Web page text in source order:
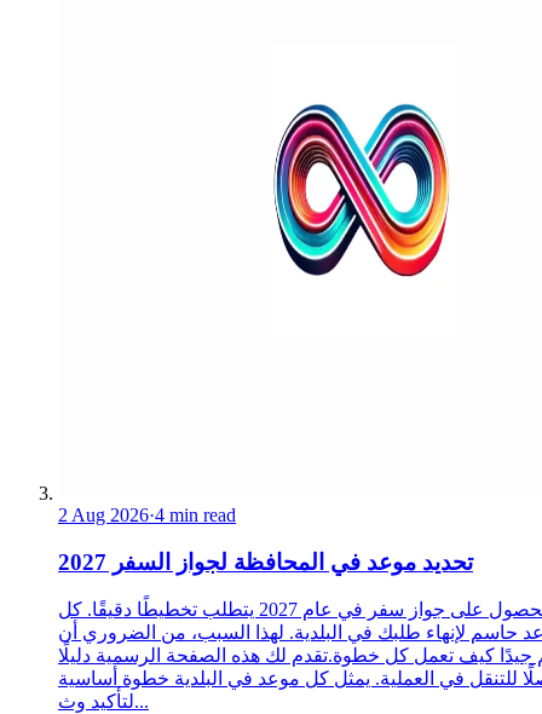
2 Aug 2026·4 min read
تحديد موعد في المحافظة لجواز السفر 2027
الحصول على جواز سفر في عام 2027 يتطلب تخطيطًا دقيقًا. كل
حاسم لإنهاء طلبك في البلدية. لهذا السبب، من الضروري أن
جيدًا كيف تعمل كل خطوة.تقدم لك هذه الصفحة الرسمية دليلًا
للتنقل في العملية. يمثل كل موعد في البلدية خطوة أساسية
لتأكيد وث...